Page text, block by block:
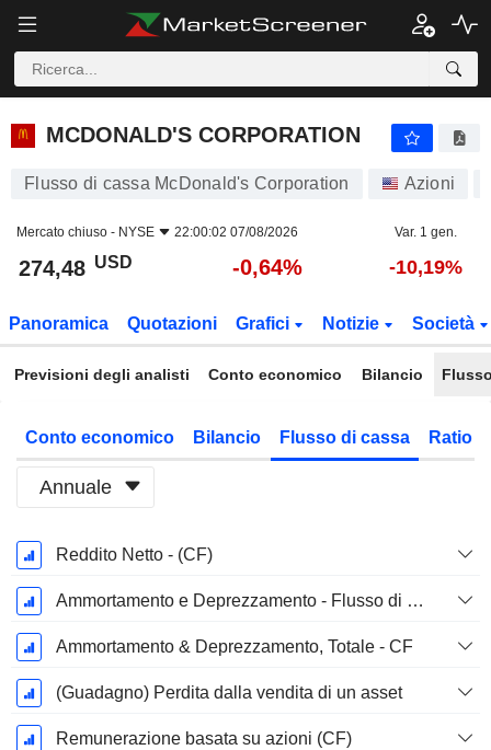
MCDONALD'S CORPORATION
Flusso di cassa McDonald's Corporation Azioni
Mercato chiuso - NYSE 22:00:02 07/08/2026 Var. 1 gen.
274,48 USD -0,64% -10,19%
Panoramica Quotazioni Grafici Notizie Società
Previsioni degli analisti Conto economico Bilancio
Conto economico Bilancio Flusso di cassa Ratio
Annuale
Periodo
Fiscale:
Dicembre
Reddito Netto - (CF)
Ammortamento e Deprezzamento - Flusso di Cassa
Ammortamento & Deprezzamento, Totale - CF
(Guadagno) Perdita dalla vendita di un asset
Remunerazione basata su azioni (CF)